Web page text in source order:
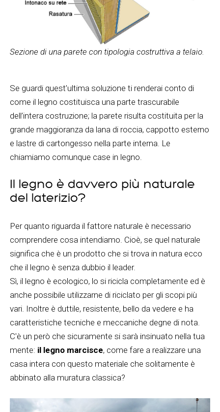
Sezione di una parete con tipologia costruttiva a telaio.
Se guardi quest’ultima soluzione ti renderai conto di
come il legno costituisca una parte trascurabile
dell’intera costruzione; la parete risulta costituita per la
grande maggioranza da lana di roccia, cappotto esterno
e lastre di cartongesso nella parte interna. Le
chiamiamo comunque case in legno.
Il legno è davvero più naturale
del laterizio?
Per quanto riguarda il fattore naturale è necessario
comprendere cosa intendiamo. Cioè, se quel naturale
significa che è un prodotto che si trova in natura ecco
che il legno è senza dubbio il leader.
Sì, il legno è ecologico, lo si ricicla completamente ed è
anche possibile utilizzarne di riciclato per gli scopi più
vari. Inoltre è duttile, resistente, bello da vedere e ha
caratteristiche tecniche e meccaniche degne di nota.
C'è un però che sicuramente si sarà insinuato nella tua
mente: il legno marcisce, come fare a realizzare una
casa intera con questo materiale che solitamente è
abbinato alla muratura classica?